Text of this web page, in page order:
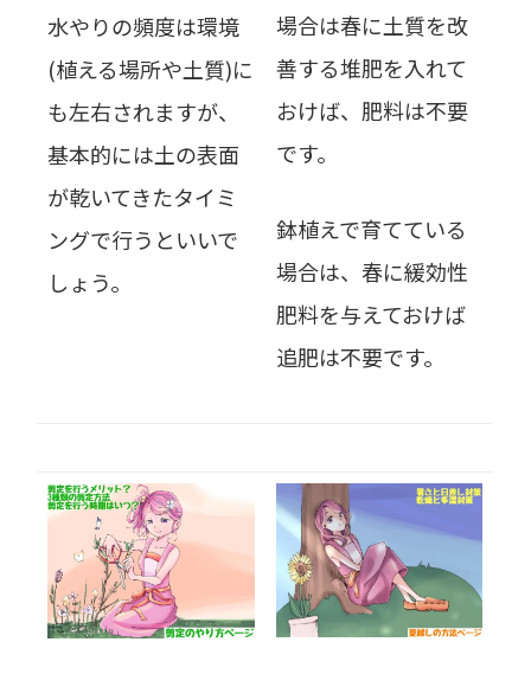
水やりの頻度は環境
(植える場所や土質)に
も左右されますが、
基本的には土の表面
が乾いてきたタイミ
ングで行うといいで
しょう。
場合は春に土質を改
善する堆肥を入れて
おけば、肥料は不要
です。
鉢植えで育てている
場合は、春に緩効性
肥料を与えておけば
追肥は不要です。